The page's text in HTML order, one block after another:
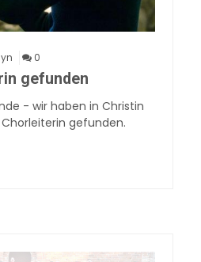
0
gefunden
- wir haben in Christin
gefunden.